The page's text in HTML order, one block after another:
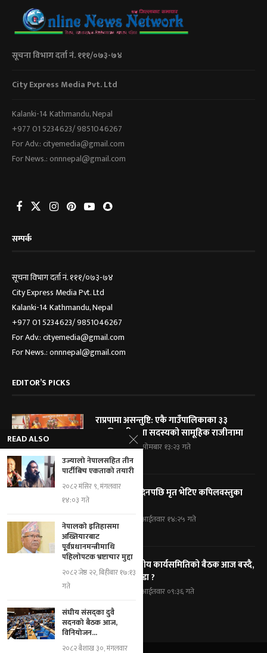
सूचना विभाग दर्ता नं. १११/०७३-७४
City Express Media Pvt. Ltd
Kalanki-14 Kathmandu, Nepal
+977 01 5234623/ 9851046267
For Adv.: cityemedia@gmail.com
For News.: onnnepal@gmail.com
सम्पर्क
सूचना विभाग दर्ता नं. १११/०७३-७४
City Express Media Pvt. Ltd
Kalanki-14 Kathmandu, Nepal
+977 01 5234623/ 9851046267
For Adv.: cityemedia@gmail.com
For News.: onnnepal@gmail.com
EDITOR’S PICKS
राप्रपामा असन्तुष्टि: एकै गाउँपालिकाका ३३
पदाधिकारी तथा सदस्यको सामूहिक राजीनामा
२०८३ श्रावण २५, सोमबार १३:२३ गते
हराएको तीन दिनपछि मृत भेटिए कपिलवस्तुका
२०८३ श्रावण २४, आईतवार १४:२५ गते
कांग्रेसको केन्द्रीय कार्यसमितिको बैठक आज बस्दै,
के के छन् एजेण्डा ?
२०८३ श्रावण २४, आईतवार ०९:३६ गते
READ ALSO
उज्यालो नेपालसहित तीन
पार्टीबिच एकताको तयारी
२०८२ मंसिर ९, मंगलवार
१४:०३ गते
नेपालको इतिहासमा
अख्तियारबाट
पूर्वप्रधानमन्त्रीमाथि
पहिलोपटक भ्रष्टाचार मुद्दा
२०८२ जेष्ठ २२, बिहीबार १७:१३
गते
संघीय संसद्का दुवै
सदनको बैठक आज,
विनियोजन...
२०८२ बैशाख ३०, मंगलवार